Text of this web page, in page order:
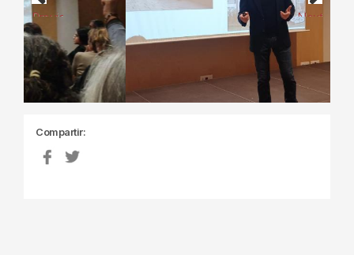
Previous Next
Compartir: